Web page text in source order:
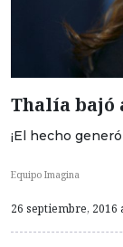
Thalía bajó
¡El hecho
Equipo Imagina
26 septiembre, 2016